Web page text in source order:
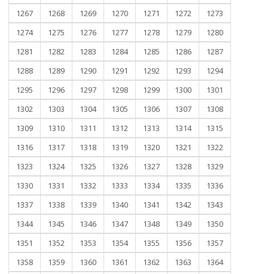
1267
1268 1269 1270 1271 1272
1273
1274
1275 1276 1277 1278 1279
1280
1281
1282 1283 1284 1285 1286
1287
1288
1289 1290 1291 1292 1293
1294
1295
1296 1297 1298 1299 1300
1301
1302
1303 1304 1305 1306 1307
1308
1309
1310 1311 1312 1313 1314
1315
1316
1317 1318 1319 1320 1321
1322
1323
1324 1325 1326 1327 1328
1329
1330
1331 1332 1333 1334 1335
1336
1337
1338 1339 1340 1341 1342
1343
1344
1345 1346 1347 1348 1349
1350
1351
1352 1353 1354 1355 1356
1357
1358
1359 1360 1361 1362 1363 1364